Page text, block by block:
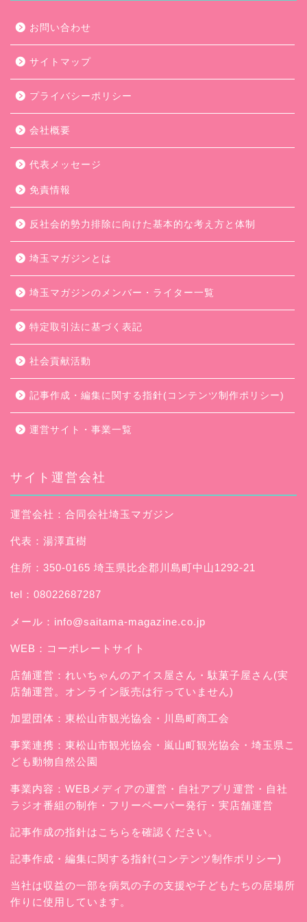
お問い合わせ
サイトマップ
プライバシーポリシー
会社概要
代表メッセージ
免責情報
反社会的勢力排除に向けた基本的な考え方と体制
埼玉マガジンとは
埼玉マガジンのメンバー・ライター一覧
特定取引法に基づく表記
社会貢献活動
記事作成・編集に関する指針(コンテンツ制作ポリシー)
運営サイト・事業一覧
サイト運営会社
運営会社：合同会社埼玉マガジン
代表：湯澤直樹
住所：350-0165 埼玉県比企郡川島町中山1292-21
tel：08022687287
メール： info@saitama-magazine.co.jp
WEB： コーポレートサイト
店舗運営： れいちゃんのアイス屋さん ・駄菓子屋さん(実
店舗運営。オンライン販売は行っていません)
加盟団体：東松山市観光協会・川島町商工会
事業連携：東松山市観光協会・嵐山町観光協会・埼玉県こ
ども動物自然公園
事業内容：WEBメディアの運営・自社アプリ運営・自社
ラジオ番組の制作・フリーペーパー発行・実店舗運営
記事作成の指針はこちらを確認ください。
記事作成・編集に関する指針(コンテンツ制作ポリシー)
当社は収益の一部を病気の子の支援や子どもたちの居場所
作りに使用しています。